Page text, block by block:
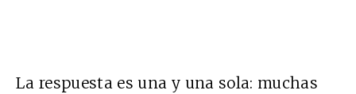
La respuesta es una y una sola: muchas